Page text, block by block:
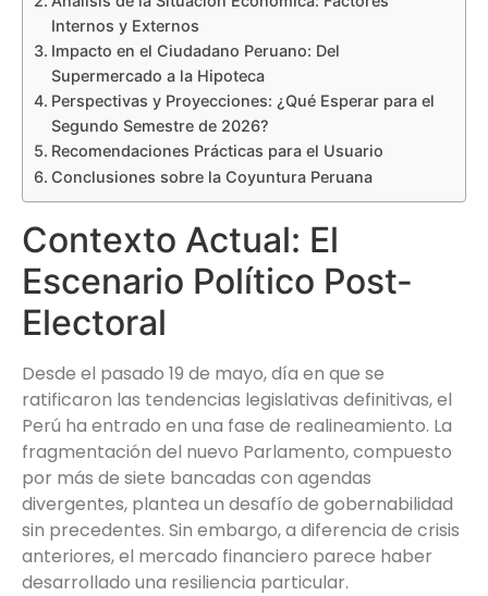
Internos y Externos
Impacto en el Ciudadano Peruano: Del
Supermercado a la Hipoteca
Perspectivas y Proyecciones: ¿Qué Esperar para el
Segundo Semestre de 2026?
Recomendaciones Prácticas para el Usuario
Conclusiones sobre la Coyuntura Peruana
Contexto Actual: El
Escenario Político Post-
Electoral
Desde el pasado 19 de mayo, día en que se
ratificaron las tendencias legislativas definitivas, el
Perú ha entrado en una fase de realineamiento. La
fragmentación del nuevo Parlamento, compuesto
por más de siete bancadas con agendas
divergentes, plantea un desafío de gobernabilidad
sin precedentes. Sin embargo, a diferencia de crisis
anteriores, el mercado financiero parece haber
desarrollado una resiliencia particular.